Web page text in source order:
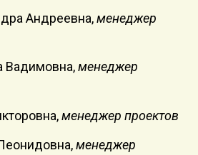
Андреевна,менеджер
Вадимовна,менеджер
менеджер проектов
менеджер